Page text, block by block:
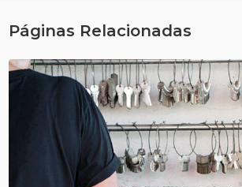
Páginas Relacionadas